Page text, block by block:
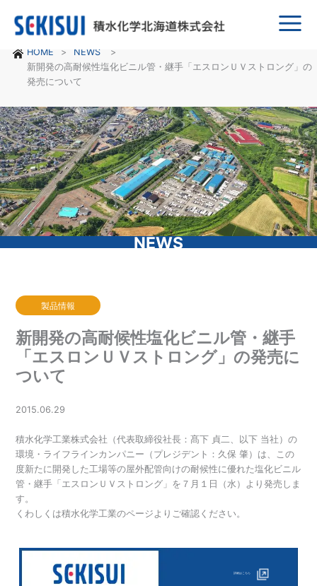
Main
HOME
NEWS
新開発の高耐候性塩化ビニル管・継手「エスロンＵＶストロング」の
発売について
NEWS
製品情報
新開発の高耐候性塩化ビニル管・継手
「エスロンＵＶストロング」の発売に
ついて
2015.06.29
積水化学工業株式会社（代表取締役社長：髙下 貞二、以下 当社）の
環境・ライフラインカンパニー（プレジデント：久保 肇）は、この
度新たに開発した工場等の屋外配管向けの耐候性に優れた塩化ビニル
管・継手「エスロンＵＶストロング」を７月１日（水）より発売しま
す。
くわしくは積水化学工業のページよりご確認ください。
詳細はこちら